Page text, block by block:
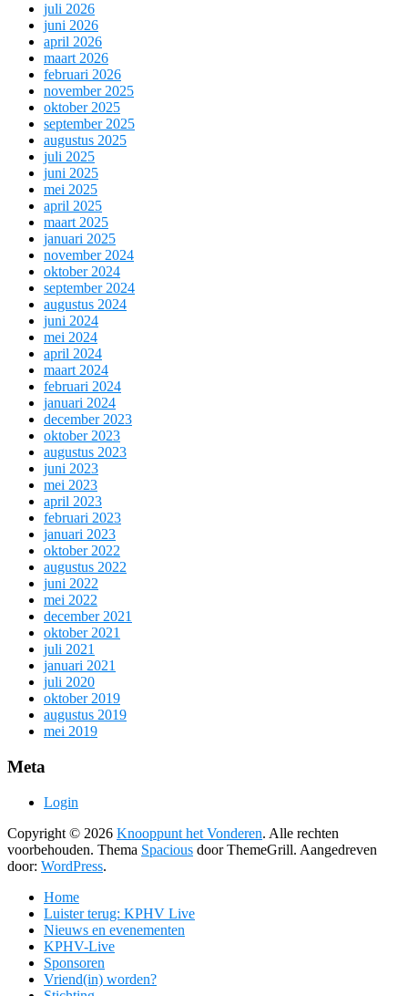
juli 2026
juni 2026
april 2026
maart 2026
februari 2026
november 2025
oktober 2025
september 2025
augustus 2025
juli 2025
juni 2025
mei 2025
april 2025
maart 2025
januari 2025
november 2024
oktober 2024
september 2024
augustus 2024
juni 2024
mei 2024
april 2024
maart 2024
februari 2024
januari 2024
december 2023
oktober 2023
augustus 2023
juni 2023
mei 2023
april 2023
februari 2023
januari 2023
oktober 2022
augustus 2022
juni 2022
mei 2022
december 2021
oktober 2021
juli 2021
januari 2021
juli 2020
oktober 2019
augustus 2019
mei 2019
Meta
Login
Copyright © 2026 Knooppunt het Vonderen. Alle rechten
voorbehouden. Thema Spacious door ThemeGrill. Aangedreven
door: WordPress.
Home
Luister terug: KPHV Live
Nieuws en evenementen
KPHV-Live
Sponsoren
Vriend(in) worden?